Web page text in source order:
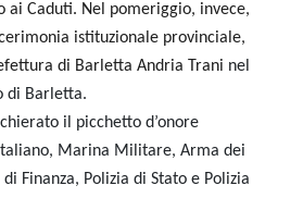
ai Caduti. Nel pomeriggio, invece,
istituzionale provinciale,
di Barletta Andria Trani nel
di Barletta.
il picchetto d’onore
Marina Militare, Arma dei
Finanza, Polizia di Stato e Polizia